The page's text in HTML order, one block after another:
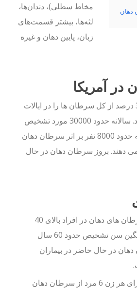
مخاط سطلی)، دندان‌ها،
لثه‌ها، بیشتر قسمت‌های
زبان، پایین دهان و غیره
آمریکا
دهان حدود 3 درصد از کل سرطان ها را در ایالات
متحده تشکیل می دهد. سالانه حدود 30000 مورد تشخیص
داده می شود و سالانه حدود 8000 نفر بر اثر سرطان دهان
دهند. بروز سرطان دهان در حال
حدود 95 درصد از سرطان های دهان در افراد بالای 40
سال رخ می دهد. میانگین سن تشخیص حدود 60 سال
در حال حاضر در بیماران
برای چندین دهه، به ازای هر زن 6 مرد از سرطان دهان